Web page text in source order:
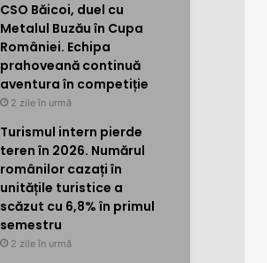
CSO Băicoi, duel cu
Metalul Buzău în Cupa
României. Echipa
prahoveană continuă
aventura în competiție
2 zile în urmă
Turismul intern pierde
teren în 2026. Numărul
românilor cazați în
unitățile turistice a
scăzut cu 6,8% în primul
semestru
2 zile în urmă